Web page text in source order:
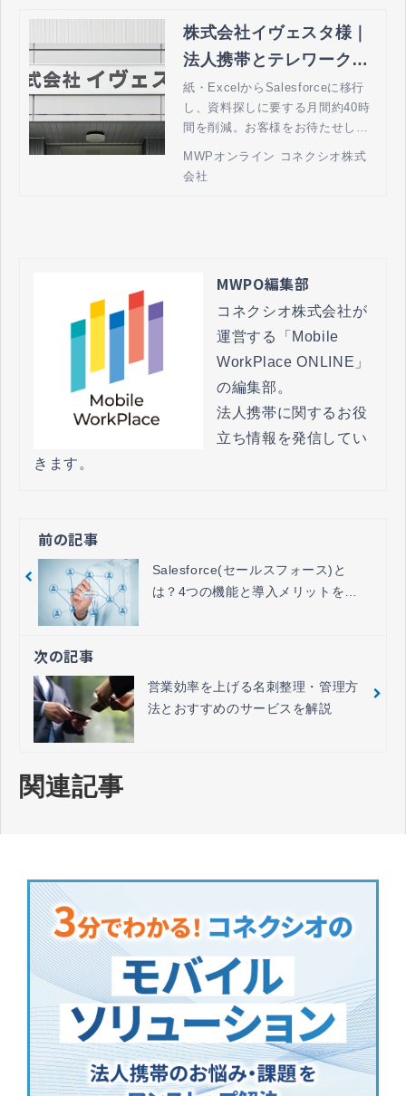
株式会社イヴェスタ様｜
法人携帯とテレワークの
MWPオンライン by コネ
クシオ
紙・ExcelからSalesforceに移行
し、資料探しに要する月間約40時
間を削減。お客様をお待たせしな
MWPオンライン コネクシオ株式
会社
MWPO編集部
コネクシオ株式会社が
運営する「Mobile
WorkPlace ONLINE」
の編集部。
法人携帯に関するお役
立ち情報を発信してい
きます。
前の記事
Salesforce(セールスフォース)と
は？4つの機能と導入メリットを簡
次の記事
営業効率を上げる名刺整理・管理方
法とおすすめのサービスを解説
関連記事